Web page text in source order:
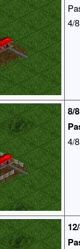
4/
8/8
4/